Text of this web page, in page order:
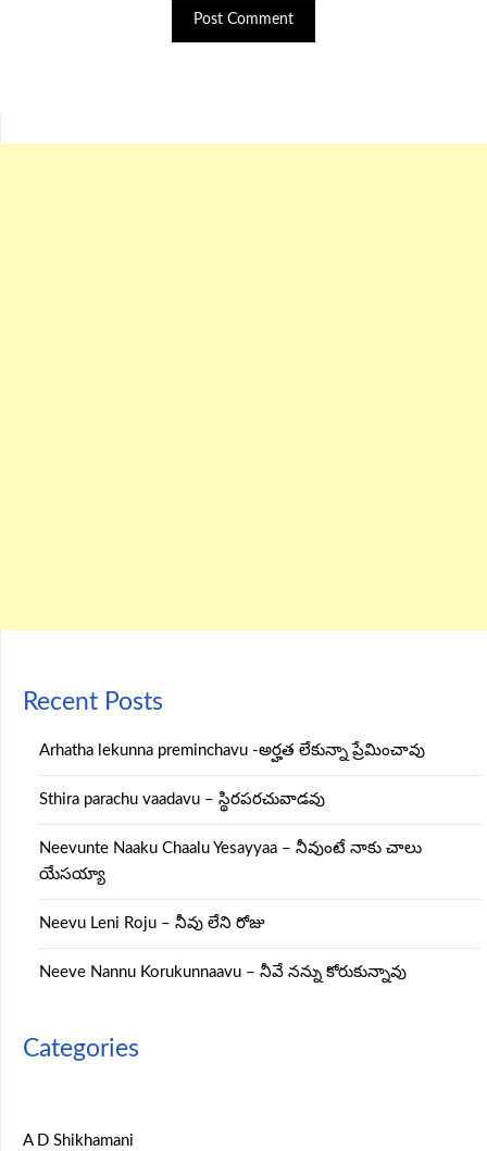
Recent Posts
Arhatha lekunna preminchavu -అర్హత లేకున్నా ప్రేమించావు
Sthira parachu vaadavu – స్థిరపరచువాడవు
Neevunte Naaku Chaalu Yesayyaa – నీవుంటే నాకు చాలు
యేసయ్యా
Neevu Leni Roju – నీవు లేని రోజు
Neeve Nannu Korukunnaavu – నీవే నన్ను కోరుకున్నావు
Categories
A D Shikhamani